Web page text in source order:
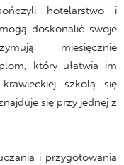
hotelarstwo i
doskonalić swoje
miesięcznie
który ułatwia im
szkolą się
się przy jednej z
i przygotowania